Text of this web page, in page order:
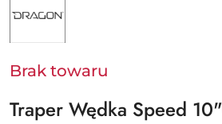
DRAGON
FISHING
Z
O.
Brak towaru
Traper Wędka Speed